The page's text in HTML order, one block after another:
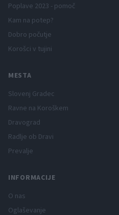
Poplave 2023 - pomoč
Kam na potep?
Dobro počutje
Korošci v tujini
MESTA
Slovenj Gradec
Ravne na Koroškem
Dravograd
Radlje ob Dravi
Prevalje
INFORMACIJE
O nas
Oglaševanje